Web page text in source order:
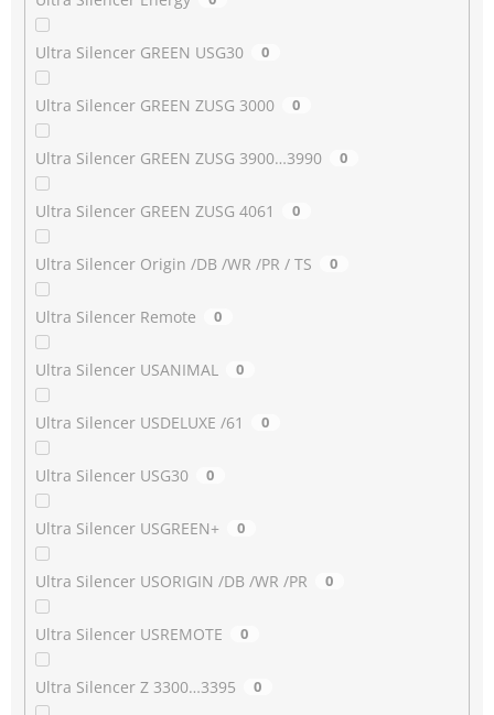
Ultra Silencer GREEN USG30 0
Ultra Silencer GREEN ZUSG 3000 0
Ultra Silencer GREEN ZUSG 3900…3990 0
Ultra Silencer GREEN ZUSG 4061 0
Ultra Silencer Origin /DB /WR /PR / TS 0
Ultra Silencer Remote 0
Ultra Silencer USANIMAL 0
Ultra Silencer USDELUXE /61 0
Ultra Silencer USG30 0
Ultra Silencer USGREEN+ 0
Ultra Silencer USORIGIN /DB /WR /PR 0
Ultra Silencer USREMOTE 0
Ultra Silencer Z 3300…3395 0